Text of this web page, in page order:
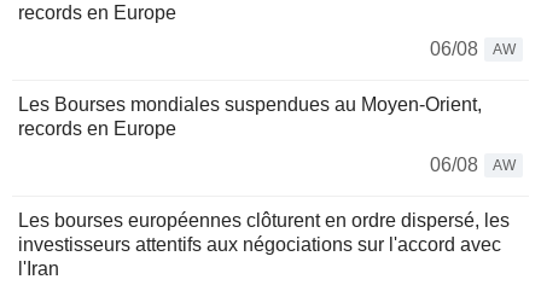
records en Europe
06/08
AW
Les Bourses mondiales suspendues au Moyen-Orient,
records en Europe
06/08
AW
Les bourses européennes clôturent en ordre dispersé, les
investisseurs attentifs aux négociations sur l'accord avec
l'Iran